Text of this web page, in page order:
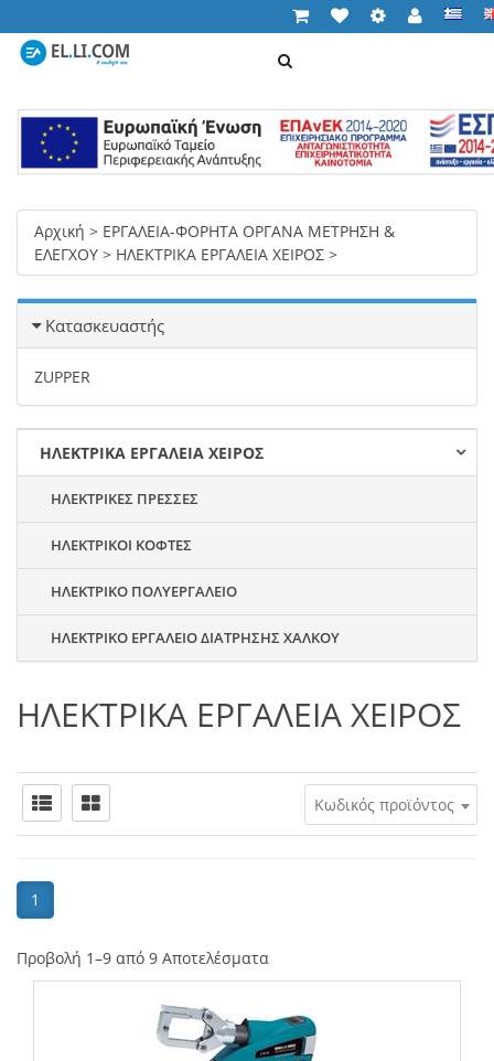
Αρχική > ΕΡΓΑΛΕΙΑ-ΦΟΡΗΤΑ ΟΡΓΑΝΑ ΜΕΤΡΗΣΗ &
ΕΛΕΓΧΟΥ > ΗΛΕΚΤΡΙΚΑ ΕΡΓΑΛΕΙΑ ΧΕΙΡΟΣ >
Κατασκευαστής
ZUPPER
ΗΛΕΚΤΡΙΚΑ ΕΡΓΑΛΕΙΑ ΧΕΙΡΟΣ
ΗΛΕΚΤΡΙΚΕΣ ΠΡΕΣΣΕΣ
ΗΛΕΚΤΡΙΚΟΙ ΚΟΦΤΕΣ
ΗΛΕΚΤΡΙΚΟ ΠΟΛΥΕΡΓΑΛΕΙΟ
ΗΛΕΚΤΡΙΚΟ ΕΡΓΑΛΕΙΟ ΔΙΑΤΡΗΣΗΣ ΧΑΛΚΟΥ
ΗΛΕΚΤΡΙΚΑ ΕΡΓΑΛΕΙΑ ΧΕΙΡΟΣ
Κωδικός προϊόντος
1
Προβολή 1–9 από 9 Αποτελέσματα